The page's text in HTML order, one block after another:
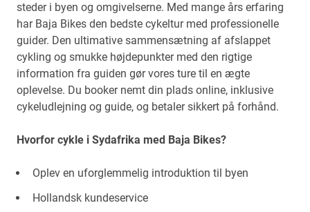
steder i byen og omgivelserne. Med mange års erfaring
har Baja Bikes den bedste cykeltur med professionelle
guider. Den ultimative sammensætning af afslappet
cykling og smukke højdepunkter med den rigtige
information fra guiden gør vores ture til en ægte
oplevelse. Du booker nemt din plads online, inklusive
cykeludlejning og guide, og betaler sikkert på forhånd.
Hvorfor cykle i Sydafrika med Baja Bikes?
Oplev en uforglemmelig introduktion til byen
Hollandsk kundeservice